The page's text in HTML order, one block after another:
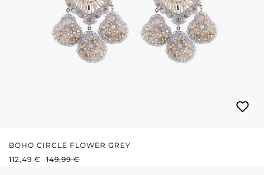
BOHO CIRCLE FLOWER GREY
VERKAUFSPREIS:
112,49 € REGULÄRER PREIS:
149,99 €